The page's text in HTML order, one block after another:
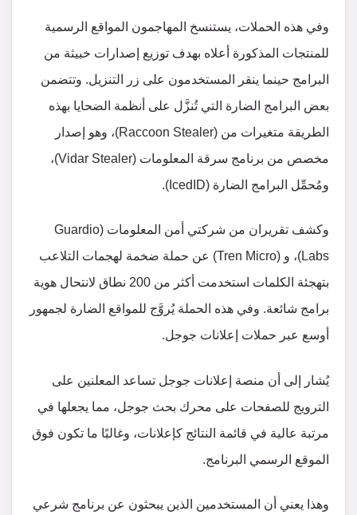
وفي هذه الحملات، يستنسخ المهاجمون المواقع الرسمية
للمنتجات المذكورة أعلاه بهدف توزيع إصدارات خبيثة من
البرامج حينما ينقر المستخدمون على زر التنزيل. وتتضمن
بعض البرامج الضارة التي تُنزَّل على أنظمة الضحايا بهذه
الطريقة متغيرات من (Raccoon Stealer)، وهو إصدار
مخصص من برنامج سرقة المعلومات (Vidar Stealer)،
ومُحمِّل البرامج الضارة (IcedID).
وكشف تقريران من شركتي أمن المعلومات (Guardio
Labs)، و (Tren Micro) عن حملة ضخمة لهجمات التلاعب
بتهجئة الكلمات استخدمت أكثر من 200 نطاق لانتحال هوية
برامج شائعة. وفي هذه الحملة يُروَّج للمواقع الضارة لجمهور
أوسع عبر حملات إعلانات جوجل.
يُشار إلى أن منصة إعلانات جوجل تساعد المعلنين على
الترويج للصفحات على محرك بحث جوجل، مما يجعلها في
مرتبة عالية في قائمة النتائج كإعلانات، وغالبًا ما تكون فوق
الموقع الرسمي البرنامج.
وهذا يعني أن المستخدمين الذين يبحثون عن برنامج شرعي